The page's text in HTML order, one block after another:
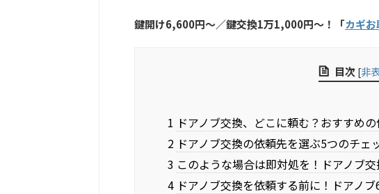
鍵開け6,600円〜／鍵交換1万1,000円〜！「カギ
目次 [非
1 ドアノブ交換、どこに頼む？おすすめ
2 ドアノブ交換の依頼先を選ぶ5つのチェ
3 このような場合は即対処を！ドアノブ
4 ドアノブ交換を依頼する前に！ドアノ